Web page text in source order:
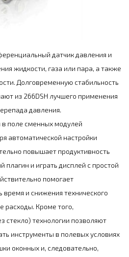
датчик давления и
жидкости, газа или пара, а также
Долговременную стабильность
из 266DSH лучшего применения
давления.
поле сменных модулей
автоматической настройки
повышает продуктивность
плагин и играть дисплей с простой
помогает
время и снижения технического
расходы. Кроме того,
стекло) технологии позволяют
инструменты в полевых условиях
оконных и, следовательно,